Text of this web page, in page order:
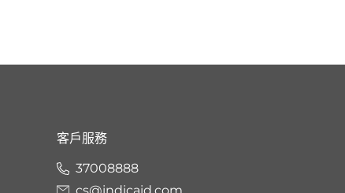
客戶服務
37008888